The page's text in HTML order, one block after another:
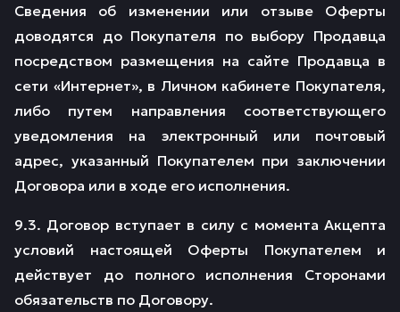
Сведения об изменении или отзыве Оферты
доводятся до Покупателя по выбору Продавца
посредством размещения на сайте Продавца в
сети «Интернет», в Личном кабинете Покупателя,
либо путем направления соответствующего
уведомления на электронный или почтовый
адрес, указанный Покупателем при заключении
Договора или в ходе его исполнения.
9.3. Договор вступает в силу с момента Акцепта
условий настоящей Оферты Покупателем и
действует до полного исполнения Сторонами
обязательств по Договору.